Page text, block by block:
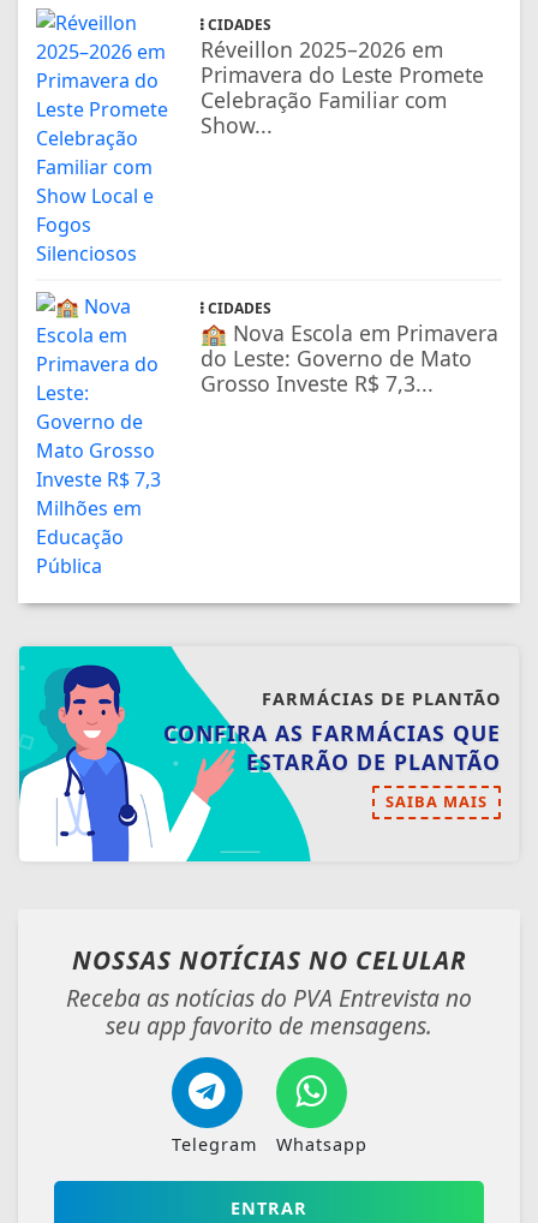
CIDADES
Réveillon 2025–2026 em
Primavera do Leste Promete
Celebração Familiar com
Show...
CIDADES
🏫 Nova Escola em Primavera
do Leste: Governo de Mato
Grosso Investe R$ 7,3...
FARMÁCIAS DE PLANTÃO
CONFIRA AS FARMÁCIAS QUE
ESTARÃO DE PLANTÃO
SAIBA MAIS
NOSSAS NOTÍCIAS NO CELULAR
Receba as notícias do PVA Entrevista no
seu app favorito de mensagens.
Telegram Whatsapp
ENTRAR